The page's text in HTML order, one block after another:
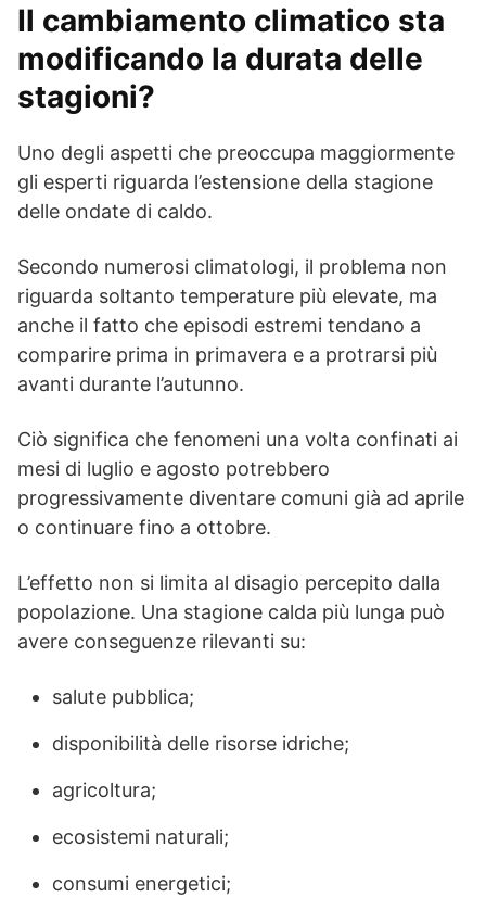
Il cambiamento climatico sta
modificando la durata delle
stagioni?
Uno degli aspetti che preoccupa maggiormente
gli esperti riguarda l’estensione della stagione
delle ondate di caldo.
Secondo numerosi climatologi, il problema non
riguarda soltanto temperature più elevate, ma
anche il fatto che episodi estremi tendano a
comparire prima in primavera e a protrarsi più
avanti durante l’autunno.
Ciò significa che fenomeni una volta confinati ai
mesi di luglio e agosto potrebbero
progressivamente diventare comuni già ad aprile
o continuare fino a ottobre.
L’effetto non si limita al disagio percepito dalla
popolazione. Una stagione calda più lunga può
avere conseguenze rilevanti su:
salute pubblica;
disponibilità delle risorse idriche;
agricoltura;
ecosistemi naturali;
consumi energetici;